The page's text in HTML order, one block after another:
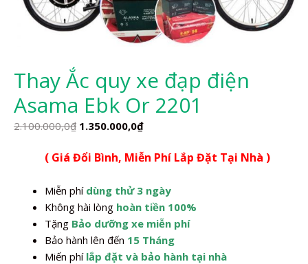
Thay Ắc quy xe đạp điện
Asama Ebk Or 2201
2.100.000,0₫ Giá
là:
1.350.000,0₫Giá
tại
1.350.000,0₫.
( Giá Đổi Bình, Miễn Phí Lắp Đặt Tại Nhà )
Miễn phí dùng thử 3 ngày
Không hài lòng hoàn tiền 100%
Tặng Bảo dưỡng xe miễn phí
Bảo hành lên đến 15 Tháng
Miến phí lắp đặt và bảo hành tại nhà